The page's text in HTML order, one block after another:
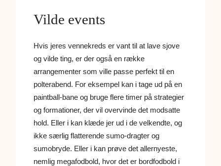
Vilde events
Hvis jeres vennekreds er vant til at lave sjove
og vilde ting, er der også en række
arrangementer som ville passe perfekt til en
polterabend. For eksempel kan i tage ud på en
paintball-bane og bruge flere timer på strategier
og formationer, der vil overvinde det modsatte
hold. Eller i kan klæde jer ud i de velkendte, og
ikke særlig flatterende sumo-dragter og
sumobryde. Eller i kan prøve det allernyeste,
nemlig megafodbold, hvor det er bordfodbold i